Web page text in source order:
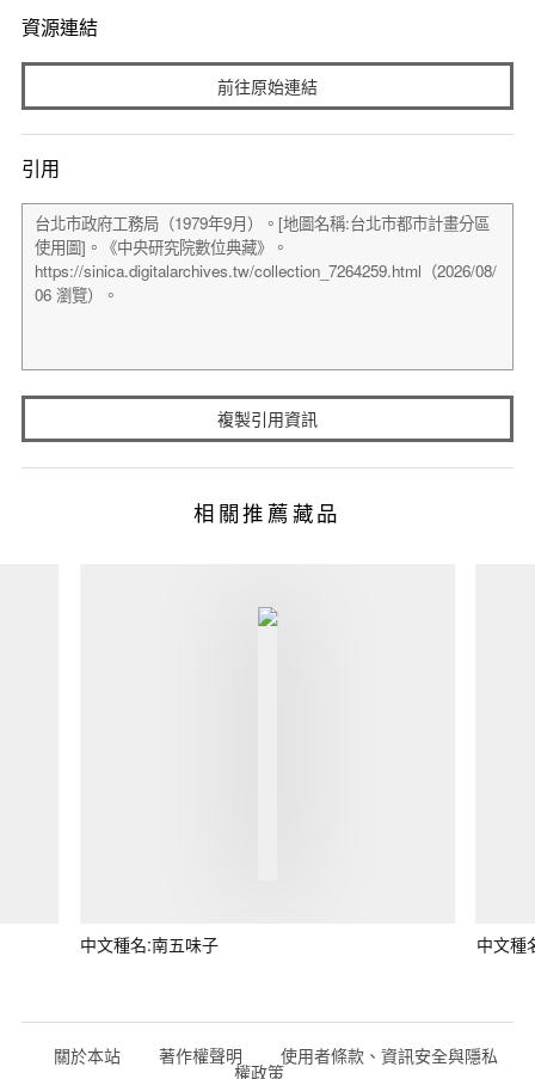
資源連結
前往原始連結
引用
複製引用資訊
相關推薦藏品
中文種名:南五味子 中文種
關於本站 著作權聲明 使用者條款、資訊安全與隱私
權政策